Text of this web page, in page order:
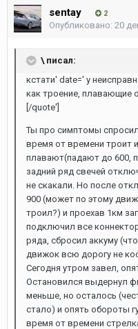
sentay 2
Опубликовано: 20
\ писал:
кстати' date=' у
как троение, плавающие
[/quote']
Ты про симптомы
время от времени троит
плавают(падают до 600,
задний ряд свечей
не скакали. Но после
900 (может по этому
троил?) и проехав 1км
подключил все
ряда, сбросил аккуму
движок всю дорогу не
Сегодня утром завел,
Остановился выдернул
меньше, но осталось
стало) и опять обороты
время от времени